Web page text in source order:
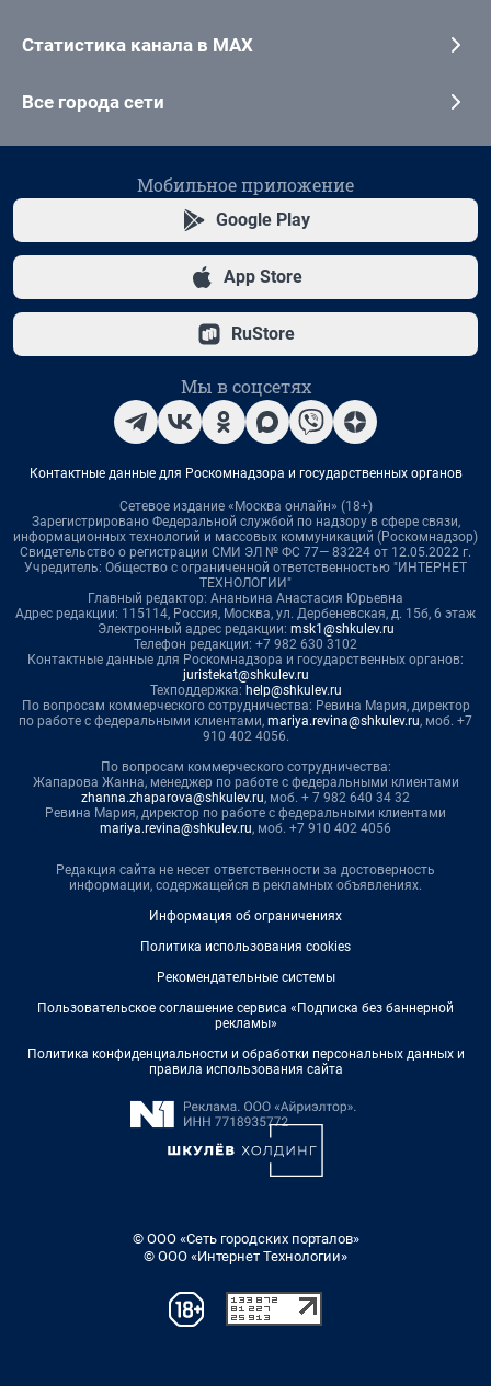
Статистика канала в MAX
Все города сети
Мобильное приложение
Google Play
App Store
RuStore
Мы в соцсетях
Контактные данные для Роскомнадзора и государственных органов
Сетевое издание «Москва онлайн» (18+)
Зарегистрировано Федеральной службой по надзору в сфере связи,
информационных технологий и массовых коммуникаций (Роскомнадзор)
Свидетельство о регистрации СМИ ЭЛ № ФС 77— 83224 от 12.05.2022 г.
Учредитель: Общество с ограниченной ответственностью "ИНТЕРНЕТ
ТЕХНОЛОГИИ"
Главный редактор: Ананьина Анастасия Юрьевна
Адрес редакции: 115114, Россия, Москва, ул. Дербеневская, д. 15б, 6 этаж
Электронный адрес редакции: msk1@shkulev.ru
Телефон редакции: +7 982 630 3102
Контактные данные для Роскомнадзора и государственных органов:
juristekat@shkulev.ru
Техподдержка: help@shkulev.ru
По вопросам коммерческого сотрудничества: Ревина Мария, директор
по работе с федеральными клиентами, mariya.revina@shkulev.ru, моб. +7
910 402 4056.
По вопросам коммерческого сотрудничества:
Жапарова Жанна, менеджер по работе с федеральными клиентами
zhanna.zhaparova@shkulev.ru, моб. + 7 982 640 34 32
Ревина Мария, директор по работе с федеральными клиентами
mariya.revina@shkulev.ru, моб. +7 910 402 4056
Редакция сайта не несет ответственности за достоверность
информации, содержащейся в рекламных объявлениях.
Информация об ограничениях
Политика использования cookies
Рекомендательные системы
Пользовательское соглашение сервиса «Подписка без баннерной
рекламы»
Политика конфиденциальности и обработки персональных данных и
правила использования сайта
© ООО «Сеть городских порталов»
© ООО «Интернет Технологии»